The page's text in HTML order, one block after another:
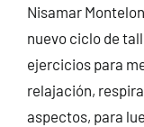
Nisamar
nuevo ciclo de
ejercicios para
relajación,
aspectos, para